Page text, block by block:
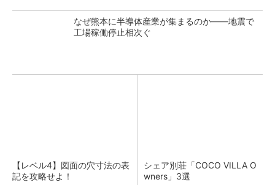
なぜ熊本に半導体産業が集まるのか――地震で
工場稼働停止相次ぐ
【レベル4】図面の穴寸法の表
記を攻略せよ！
シェア別荘「COCO VILLA O
wners」3選